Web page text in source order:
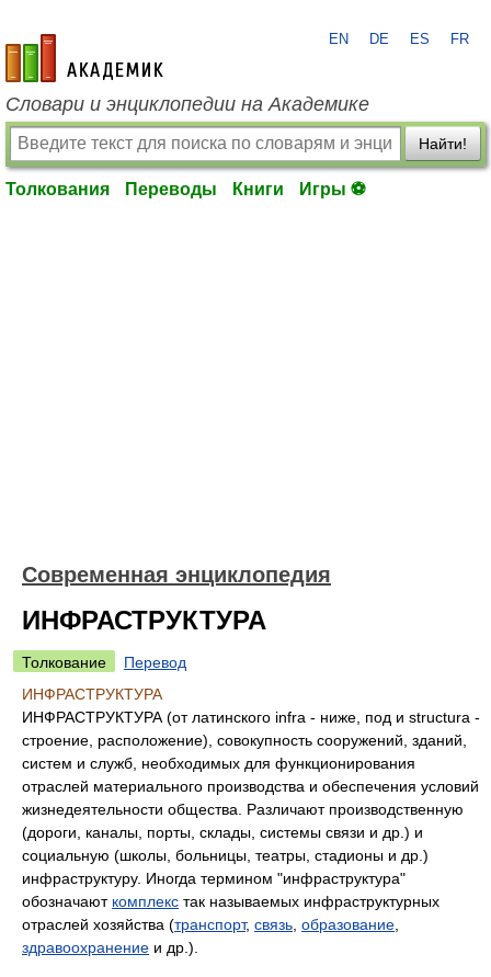
academic.ru
EN DE ES FR
Словари и энциклопедии на Академике
Найти!
Толкования Переводы Книги Игры ⚽
Современная энциклопедия
ИНФРАСТРУКТУРА
Толкование
Перевод
ИНФРАСТРУКТУРА
ИНФРАСТРУКТУРА (от латинского infra - ниже, под и structura -
строение, расположение), совокупность сооружений, зданий,
систем и служб, необходимых для функционирования
отраслей материального производства и обеспечения условий
жизнедеятельности общества. Различают производственную
(дороги, каналы, порты, склады, системы связи и др.) и
социальную (школы, больницы, театры, стадионы и др.)
инфраструктуру. Иногда термином "инфраструктура"
обозначают комплекс так называемых инфраструктурных
отраслей хозяйства (транспорт, связь образование
здравоохранение и др.).